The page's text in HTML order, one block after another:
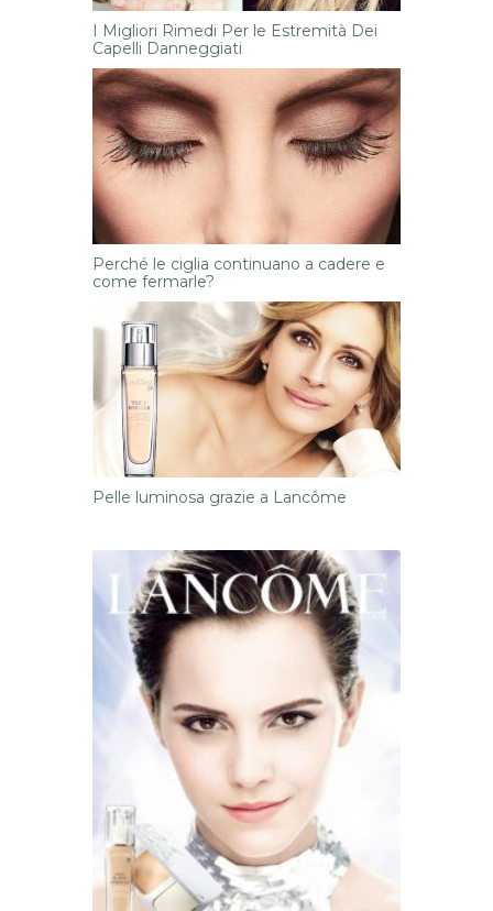
I Migliori Rimedi Per le Estremità Dei
Capelli Danneggiati
Perché le ciglia continuano a cadere e
come fermarle?
Pelle luminosa grazie a Lancôme